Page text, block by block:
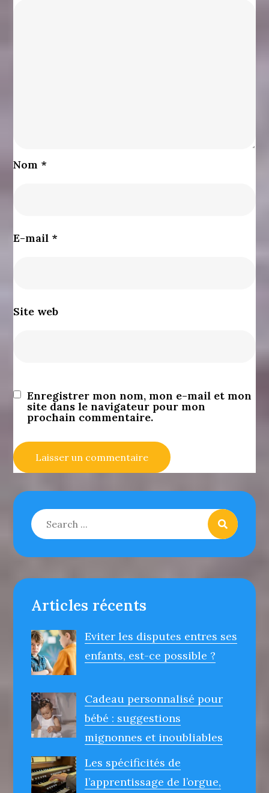
Nom *
E-mail *
Site web
Enregistrer mon nom, mon e-mail et mon
site dans le navigateur pour mon
prochain commentaire.
Search
for:
Articles récents
Eviter les disputes entres ses
enfants, est-ce possible ?
Cadeau personnalisé pour
bébé : suggestions
mignonnes et inoubliables
Les spécificités de
l’apprentissage de l’orgue,